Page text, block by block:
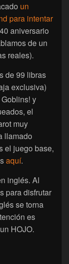
un
para intentar
aniversario
de un
reales).
de 99 libras
exclusiva)
y
el
muy
llamado
el juego base,
aquí.
inglés. Al
para disfrutar
se torna
es
HOJO.